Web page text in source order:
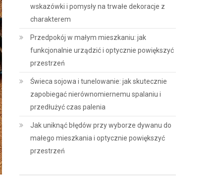
wskazówki i pomysły na trwałe dekoracje z
charakterem
Przedpokój w małym mieszkaniu: jak
funkcjonalnie urządzić i optycznie powiększyć
przestrzeń
Świeca sojowa i tunelowanie: jak skutecznie
zapobiegać nierównomiernemu spalaniu i
przedłużyć czas palenia
Jak uniknąć błędów przy wyborze dywanu do
małego mieszkania i optycznie powiększyć
przestrzeń